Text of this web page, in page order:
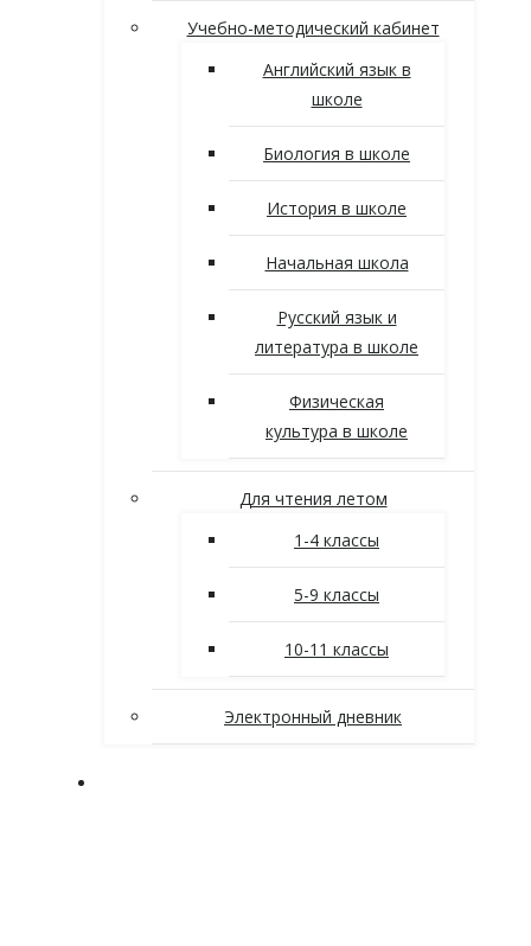
Учебно-методический кабинет
Английский язык в
школе
Биология в школе
История в школе
Начальная школа
Русский язык и
литература в школе
Физическая
культура в школе
Для чтения летом
1-4 классы
5-9 классы
10-11 классы
Электронный дневник